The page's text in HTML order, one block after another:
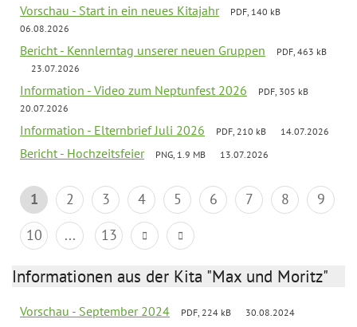
Vorschau - Start in ein neues Kitajahr
PDF, 140 kB
06.08.2026
Bericht - Kennlerntag unserer neuen Gruppen
PDF, 463 kB
23.07.2026
Information - Video zum Neptunfest 2026
PDF, 305 kB
20.07.2026
Information - Elternbrief Juli 2026 PDF, 210 kB 14.07.2026
Bericht - Hochzeitsfeier PNG, 1.9 MB 13.07.2026
1 2 3 4 5 6 7 8
9
10
... 13
Informationen aus der Kita "Max und Moritz"
Vorschau - September 2024 PDF, 224 kB 30.08.2024